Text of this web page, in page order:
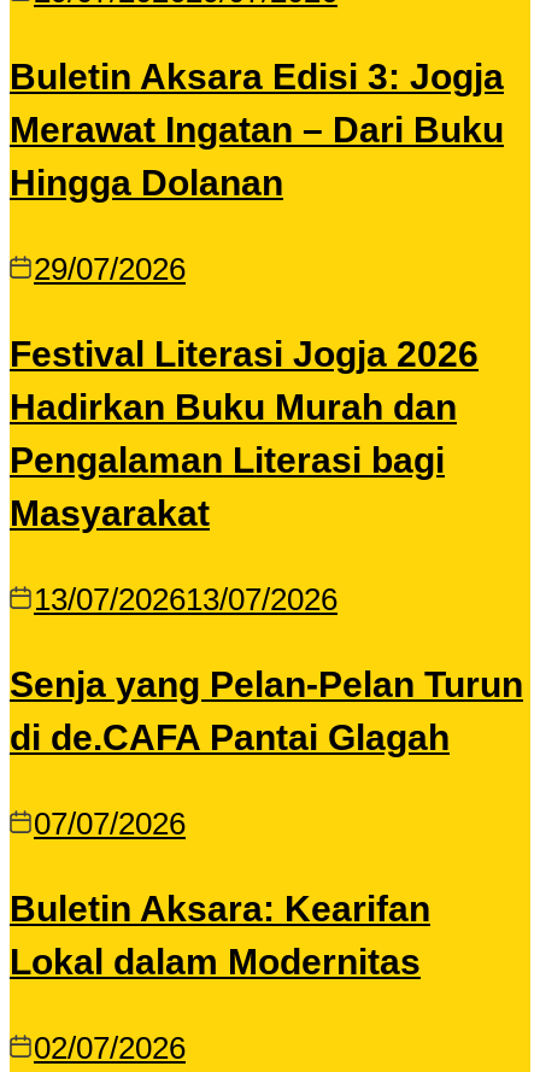
Buletin Aksara Edisi 3: Jogja
Merawat Ingatan – Dari Buku
Hingga Dolanan
29/07/2026
Festival Literasi Jogja 2026
Hadirkan Buku Murah dan
Pengalaman Literasi bagi
Masyarakat
13/07/202613/07/2026
Senja yang Pelan-Pelan Turun
di de.CAFA Pantai Glagah
07/07/2026
Buletin Aksara: Kearifan
Lokal dalam Modernitas
02/07/2026